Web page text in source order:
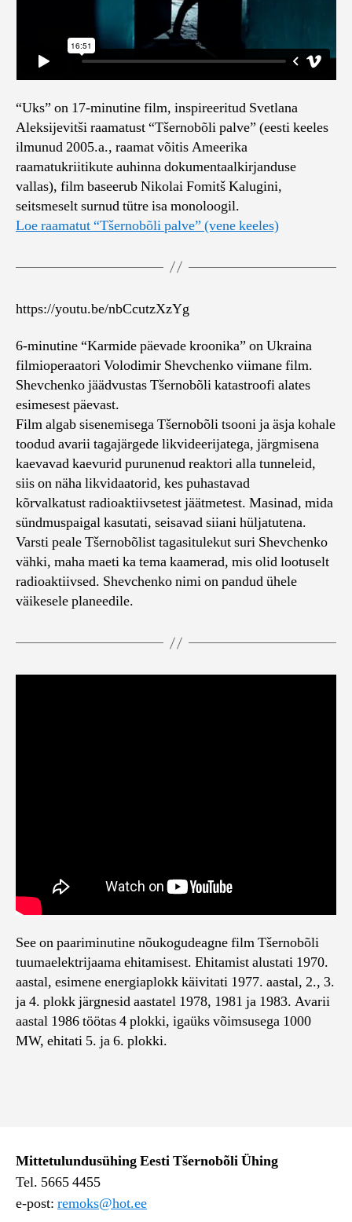
“Uks” on 17-minutine film, inspireeritud Svetlana
Aleksijevitši raamatust “Tšernobõli palve” (eesti keeles
ilmunud 2005.a., raamat võitis Ameerika
raamatukriitikute auhinna dokumentaalkirjanduse
vallas), film baseerub Nikolai Fomitš Kalugini,
seitsmeselt surnud tütre isa monoloogil.
Loe raamatut “Tšernobõli palve” (vene keeles)
https://youtu.be/nbCcutzXzYg
6-minutine “Karmide päevade kroonika” on Ukraina
filmioperaatori Volodimir Shevchenko viimane film.
Shevchenko jäädvustas Tšernobõli katastroofi alates
esimesest päevast.
Film algab sisenemisega Tšernobõli tsooni ja äsja kohale
toodud avarii tagajärgede likvideerijatega, järgmisena
kaevavad kaevurid purunenud reaktori alla tunneleid,
siis on näha likvidaatorid, kes puhastavad
kõrvalkatust radioaktiivsetest jäätmetest. Masinad, mida
sündmuspaigal kasutati, seisavad siiani hüljatutena.
Varsti peale Tšernobõlist tagasitulekut suri Shevchenko
vähki, maha maeti ka tema kaamerad, mis olid lootuselt
radioaktiivsed. Shevchenko nimi on pandud ühele
väikesele planeedile.
See on paariminutine nõukogudeagne film Tšernobõli
tuumaelektrijaama ehitamisest. Ehitamist alustati 1970.
aastal, esimene energiaplokk käivitati 1977. aastal, 2., 3.
ja 4. plokk järgnesid aastatel 1978, 1981 ja 1983. Avarii
aastal 1986 töötas 4 plokki, igaüks võimsusega 1000
MW, ehitati 5. ja 6. plokki.
Mittetulundusühing Eesti Tšernobõli Ühing
Tel. 5665 4455
e-post: remoks@hot.ee